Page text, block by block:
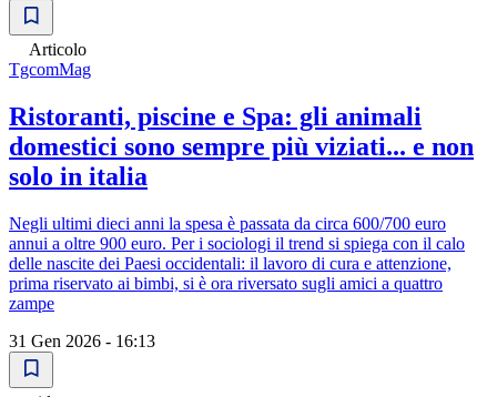
Articolo
TgcomMag
Ristoranti, piscine e Spa: gli animali
domestici sono sempre più viziati... e non
solo in italia
Negli ultimi dieci anni la spesa è passata da circa 600/700 euro
annui a oltre 900 euro. Per i sociologi il trend si spiega con il calo
delle nascite dei Paesi occidentali: il lavoro di cura e attenzione,
prima riservato ai bimbi, si è ora riversato sugli amici a quattro
zampe
31 Gen 2026 - 16:13